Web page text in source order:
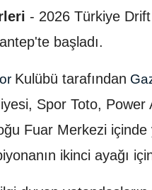
- 2026 Türkiye
başladı.
Kulübü tarafından
Spor Toto, Power
Fuar Merkezi
ikinci ayağı